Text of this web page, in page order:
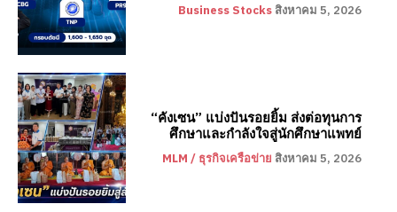
Business Stocks สิงหาคม 5, 2026
“คังเซน” แบ่งปันรอยยิ้ม ส่งต่อทุนการ
ศึกษาและกำลังใจสู่นักศึกษาแพทย์
MLM / ธุรกิจเครือข่าย สิงหาคม 5, 2026